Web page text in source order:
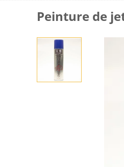
Peinture de